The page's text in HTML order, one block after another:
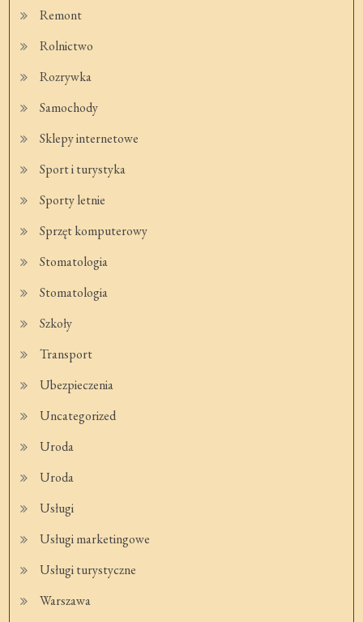
Remont
Rolnictwo
Rozrywka
Samochody
Sklepy internetowe
Sport i turystyka
Sporty letnie
Sprzęt komputerowy
Stomatologia
Stomatologia
Szkoły
Transport
Ubezpieczenia
Uncategorized
Uroda
Uroda
Usługi
Usługi marketingowe
Usługi turystyczne
Warszawa